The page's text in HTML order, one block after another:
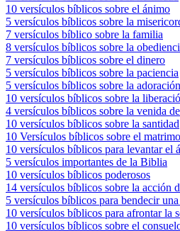
10 versículos bíblicos sobre el ánimo
5 versículos bíblicos sobre la
7 versículos bíblico sobre la familia
8 versículos bíblicos sobre la
7 versículos bíblicos sobre el dinero
5 versículos bíblicos sobre la paciencia
5 versículos bíblicos sobre la adoración
10 versículos bíblicos sobre la
4 versículos bíblicos sobre la venida
10 versículos bíblicos sobre la santidad
10 Versículos bíblicos sobre el
10 versículos bíblicos para levantar el
5 versículos importantes de la Biblia
10 versículos bíblicos poderosos
14 versículos bíblicos sobre la acción
5 versículos bíblicos para bendecir una
10 versículos bíblicos para afrontar la
10 versículos bíblicos sobre el